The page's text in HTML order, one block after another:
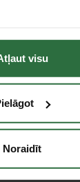
visu
Noraidīt
atgriešana